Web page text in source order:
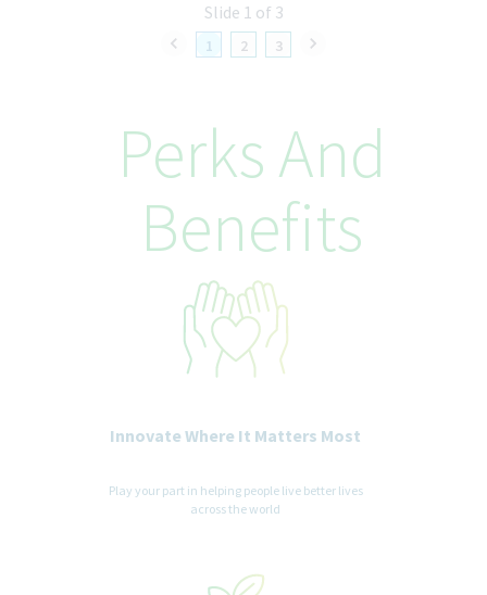
1 2 3
Slide 1 of 3
Perks And
Benefits
Innovate Where It Matters Most
Play your part in helping people live better lives
across the world